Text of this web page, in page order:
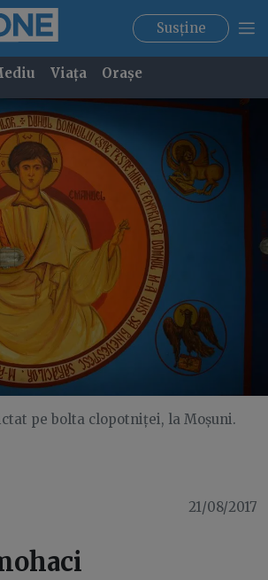
Susține
Viața Orașe
pe bolta clopotniței, la Moșuni.
21/08/2017